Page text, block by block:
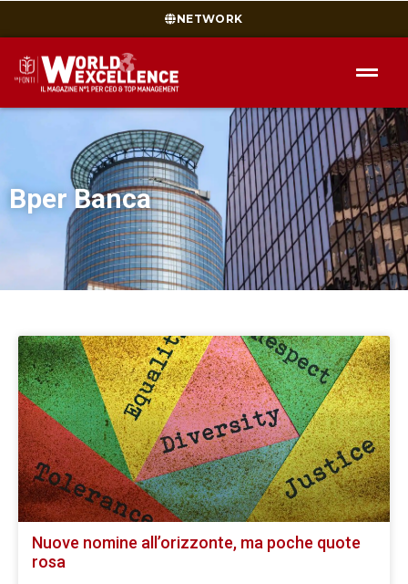
NETWORK
Bper Banca
Nuove nomine all’orizzonte, ma poche quote
rosa